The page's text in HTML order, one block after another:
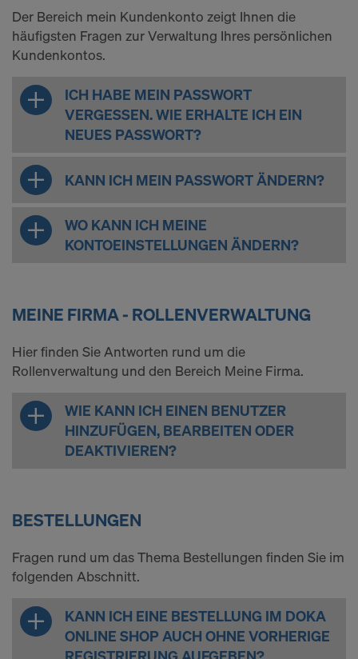
Der Bereich mein Kundenkonto zeigt Ihnen die
häufigsten Fragen zur Verwaltung Ihres persönlichen
Kundenkontos.
ICH HABE MEIN PASSWORT
VERGESSEN. WIE ERHALTE ICH EIN
NEUES PASSWORT?
KANN ICH MEIN PASSWORT ÄNDERN?
WO KANN ICH MEINE
KONTOEINSTELLUNGEN ÄNDERN?
MEINE FIRMA - ROLLENVERWALTUNG
Hier finden Sie Antworten rund um die
Rollenverwaltung und den Bereich Meine Firma.
WIE KANN ICH EINEN BENUTZER
HINZUFÜGEN, BEARBEITEN ODER
DEAKTIVIEREN?
BESTELLUNGEN
Fragen rund um das Thema Bestellungen finden Sie im
folgenden Abschnitt.
KANN ICH EINE BESTELLUNG IM DOKA
ONLINE SHOP AUCH OHNE VORHERIGE